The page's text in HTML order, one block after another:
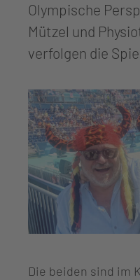
Olympische
Mützel und
verfolgen die
Die beiden sind im